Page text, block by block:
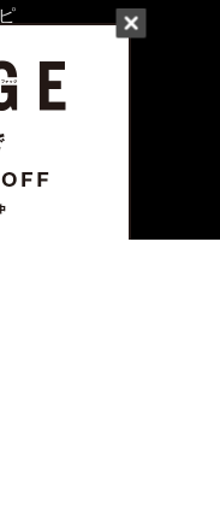
活